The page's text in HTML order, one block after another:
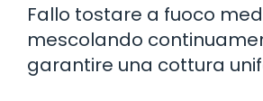
Fallo tostare a fuoco
mescolando
garantire una cottura